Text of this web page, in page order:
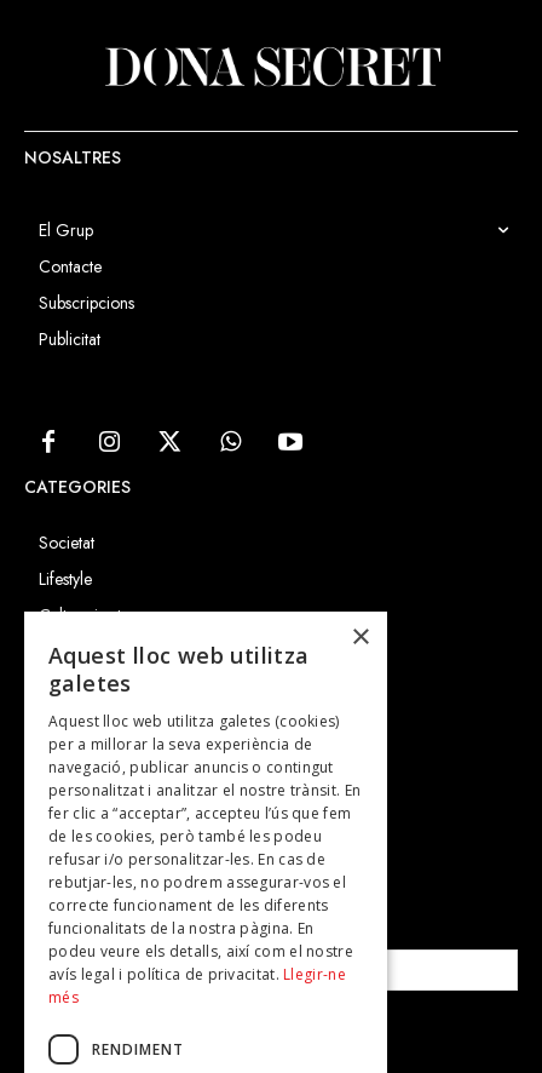
NOSALTRES
El Grup
Contacte
Subscripcions
Publicitat
CATEGORIES
Societat
Lifestyle
Cultura i art
Entrevistes
Gastronomia
TV
Plans per fer
Revistes
SUBSCRIU-TE A LA NOSTRA NEWSLETTER!
Correu electrònic*
Accepto lapolítica de privacitat
×
Aquest lloc web utilitza
galetes
Aquest lloc web utilitza galetes (cookies)
per a millorar la seva experiència de
navegació, publicar anuncis o contingut
personalitzat i analitzar el nostre trànsit. En
fer clic a “acceptar”, accepteu l’ús que fem
de les cookies, però també les podeu
refusar i/o personalitzar-les. En cas de
rebutjar-les, no podrem assegurar-vos el
correcte funcionament de les diferents
funcionalitats de la nostra pàgina. En
podeu veure els detalls, així com el nostre
avís legal i política de privacitat. Llegir-ne
més
RENDIMENT